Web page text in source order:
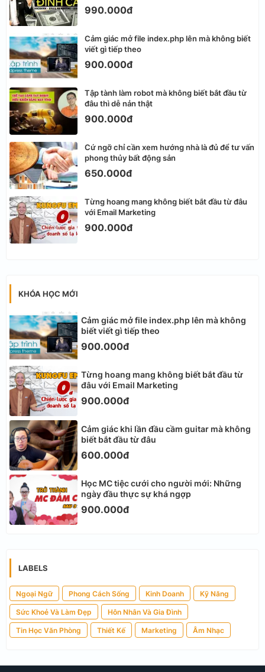
990.000đ
Cảm giác mở file index.php lên mà không biết
viết gì tiếp theo
900.000đ
Tập tành làm robot mà không biết bắt đầu từ
đâu thì dễ nản thật
900.000đ
Cứ ngỡ chỉ cần xem hướng nhà là đủ để tư vấn
phong thủy bất động sản
650.000đ
Từng hoang mang không biết bắt đầu từ đâu
với Email Marketing
900.000đ
KHÓA HỌC MỚI
Cảm giác mở file index.php lên mà không
biết viết gì tiếp theo
900.000đ
Từng hoang mang không biết bắt đầu từ
đâu với Email Marketing
900.000đ
Cảm giác khi lần đầu cầm guitar mà không
biết bắt đầu từ đâu
600.000đ
Học MC tiệc cưới cho người mới: Những
ngày đầu thực sự khá ngợp
900.000đ
LABELS
Ngoại Ngữ Phong Cách Sống Kinh Doanh Kỹ Năng
Sức Khoẻ Và Làm Đẹp Hôn Nhân Và Gia Đình
Tin Học Văn Phòng Thiết Kế Marketing Âm Nhạc